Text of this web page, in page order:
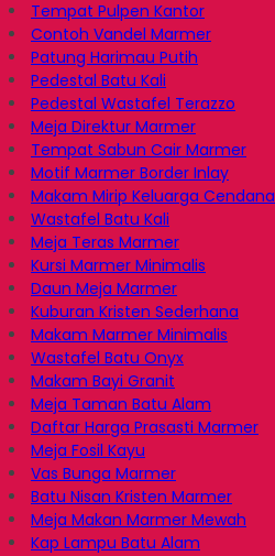
Tempat Pulpen Kantor
Contoh Vandel Marmer
Patung Harimau Putih
Pedestal Batu Kali
Pedestal Wastafel Terazzo
Meja Direktur Marmer
Tempat Sabun Cair Marmer
Motif Marmer Border Inlay
Makam Mirip Keluarga Cendana
Wastafel Batu Kali
Meja Teras Marmer
Kursi Marmer Minimalis
Daun Meja Marmer
Kuburan Kristen Sederhana
Makam Marmer Minimalis
Wastafel Batu Onyx
Makam Bayi Granit
Meja Taman Batu Alam
Daftar Harga Prasasti Marmer
Meja Fosil Kayu
Vas Bunga Marmer
Batu Nisan Kristen Marmer
Meja Makan Marmer Mewah
Kap Lampu Batu Alam